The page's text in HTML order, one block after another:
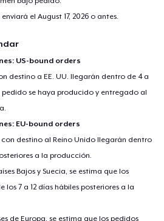
enviará elAugust 17, 2026 o antes.
US-bound orders
destino a EE. UU. llegarán dentro de 4 a
pedido se haya producido y entregado al
EU-bound orders
con destino al Reino Unido llegarán dentro
a la producción.
Bajos y Suecia, se estima que los
7 a 12 días hábiles posteriores a la
de Europa, se estima que los pedidos